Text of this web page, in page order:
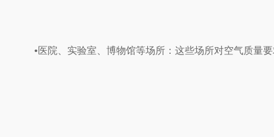
•医院、实验室、博物馆等场所‌：这些场所对空气质量要